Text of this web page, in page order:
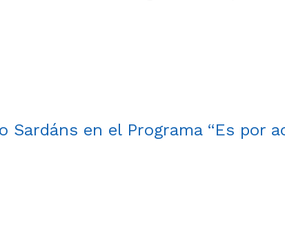
Sardáns en el Programa “Es por